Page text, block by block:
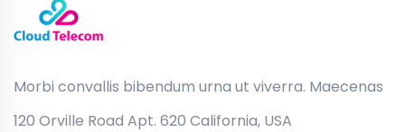
Morbi convallis bibendum urna ut viverra. Maecenas
120 Orville Road Apt. 620 California, USA